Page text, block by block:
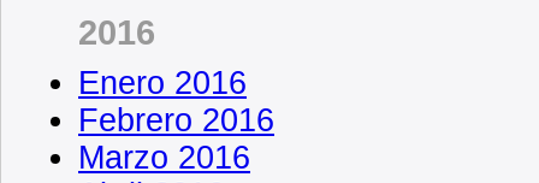
2016
Enero 2016
Febrero 2016
Marzo 2016